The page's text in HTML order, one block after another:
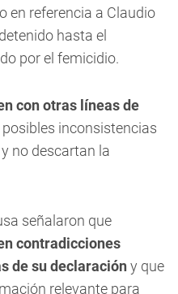
en referencia a Claudio
hasta el
por el femicidio.
con otras líneas de
inconsistencias
no descartan la
señalaron que
contradicciones
de su declaración y que
relevante para